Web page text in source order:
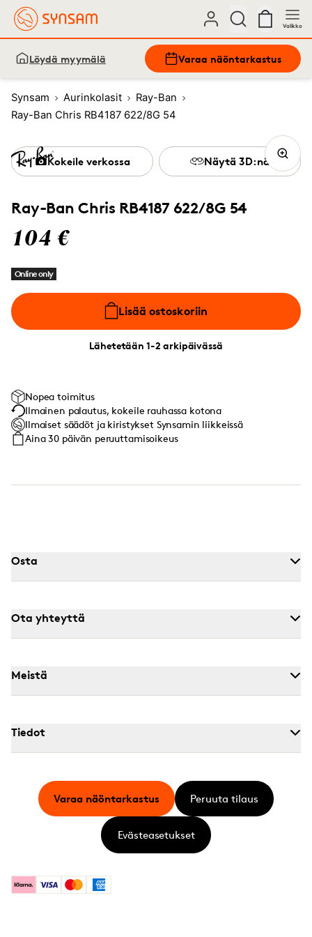
Valikko
Löydä myymälä Varaa näöntarkastus
Synsam Aurinkolasit
Ray-Ban
Ray-Ban Chris RB4187 622/8G 54
Ray-Ban Chris RB4187 622/8G 54
104 €
Online only
Lisää ostoskoriin
Lähetetään 1-2 arkipäivässä
Kokeile verkossa Näytä 3D:nä
Nopea toimitus
Ilmainen palautus, kokeile rauhassa kotona
Ilmaiset säädöt ja kiristykset Synsamin liikkeissä
Aina 30 päivän peruuttamisoikeus
Osta
Ota yhteyttä
Meistä
Tiedot
KlarnaVisa MastercardAmerican Express
Varaa näöntarkastus Peruuta tilaus
Evästeasetukset